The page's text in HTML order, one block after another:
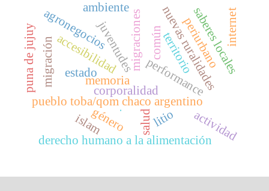
pueblo toba/qom chaco argentino
memoria
corporalidadperformance
migraciones
juventudes nuevas ruralidades
territorio
salud
accesibilidad
género
migración
agronegocios periurbano
derecho humano a la alimentación
saberes locales
litio
común
actividad
ambiente
.
internet
estado
puna de jujuy
islam